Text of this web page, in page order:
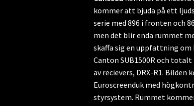
kommer att bjuda på ett
serie med 896 i fronten och
men det blir enda rummet
skaffa sig en uppfattning
Canton SUB1500R och
av recievers, DRX-R1.
Euroscreenduk med
styrsystem. Rummet